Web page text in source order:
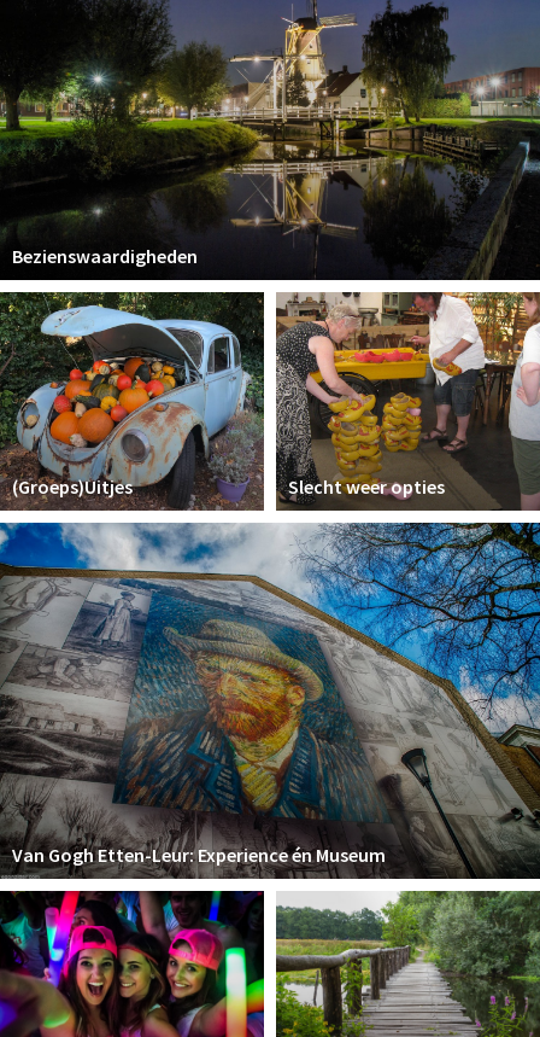
Bezienswaardigheden
(Groeps)Uitjes Slecht weer opties
Van Gogh Etten-Leur: Experience én Museum